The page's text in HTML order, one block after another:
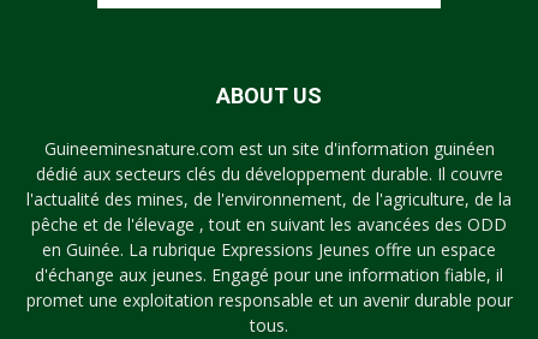
ABOUT US
Guineeminesnature.com est un site d'information guinéen
dédié aux secteurs clés du développement durable. Il couvre
l'actualité des mines, de l'environnement, de l'agriculture, de la
pêche et de l'élevage , tout en suivant les avancées des ODD
en Guinée. La rubrique Expressions Jeunes offre un espace
d'échange aux jeunes. Engagé pour une information fiable, il
promet une exploitation responsable et un avenir durable pour
tous.